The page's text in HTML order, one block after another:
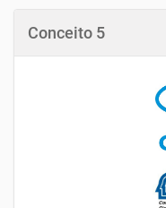
Conceito 5